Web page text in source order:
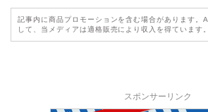
記事内に商品プロモーションを含む場合があります。
して、当メディアは適格販売により収入を得ています。
スポンサーリンク